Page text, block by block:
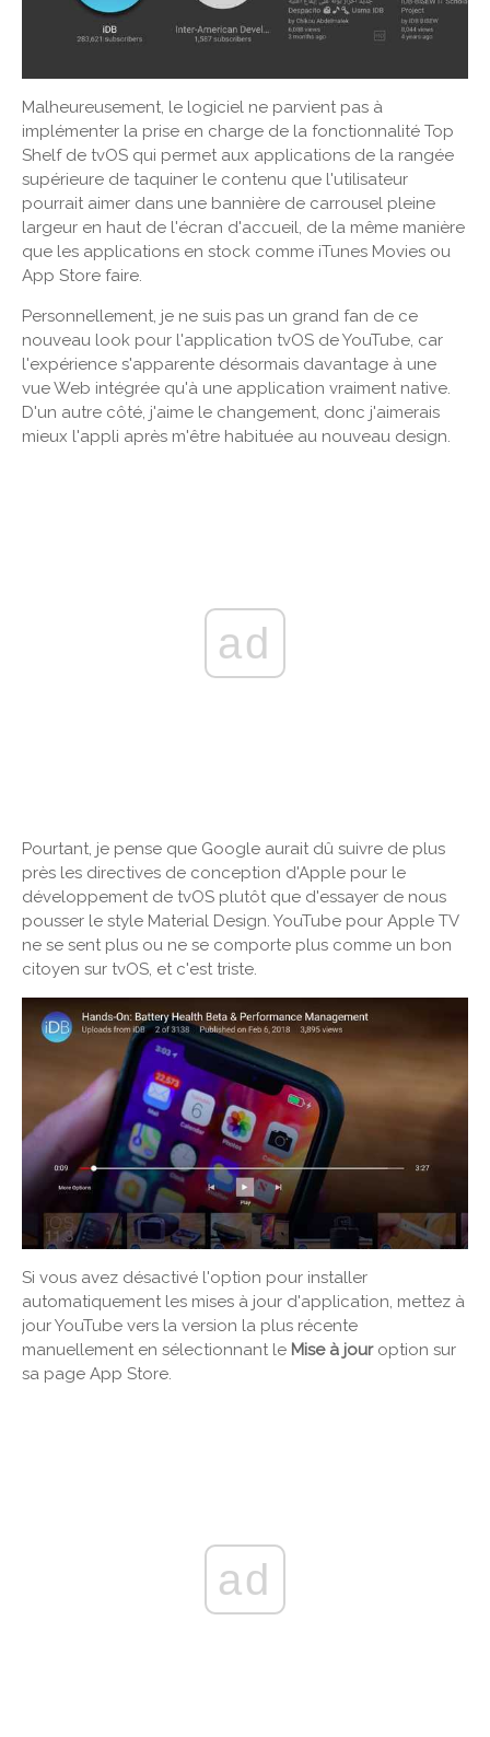
Malheureusement, le logiciel ne parvient pas à
implémenter la prise en charge de la fonctionnalité Top
Shelf de tvOS qui permet aux applications de la rangée
supérieure de taquiner le contenu que l'utilisateur
pourrait aimer dans une bannière de carrousel pleine
largeur en haut de l'écran d'accueil, de la même manière
que les applications en stock comme iTunes Movies ou
App Store faire.
Personnellement, je ne suis pas un grand fan de ce
nouveau look pour l'application tvOS de YouTube, car
l'expérience s'apparente désormais davantage à une
vue Web intégrée qu'à une application vraiment native.
D'un autre côté, j'aime le changement, donc j'aimerais
mieux l'appli après m'être habituée au nouveau design.
ad
Pourtant, je pense que Google aurait dû suivre de plus
près les directives de conception d'Apple pour le
développement de tvOS plutôt que d'essayer de nous
pousser le style Material Design. YouTube pour Apple TV
ne se sent plus ou ne se comporte plus comme un bon
citoyen sur tvOS, et c'est triste.
Si vous avez désactivé l'option pour installer
automatiquement les mises à jour d'application, mettez à
jour YouTube vers la version la plus récente
manuellement en sélectionnant le Mise à jouroption sur
sa page App Store.
ad